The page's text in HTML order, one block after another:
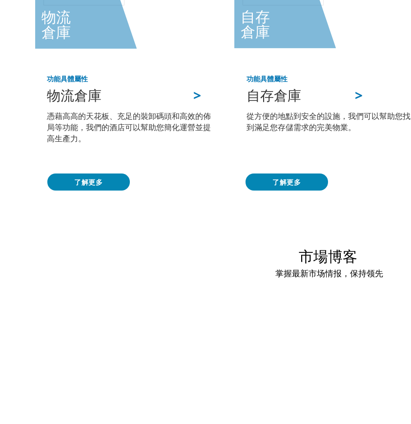
物流
倉庫
物流倉庫
功能具體屬性
>
憑藉高高的天花板、充足的裝卸碼頭和高效的佈
局等功能，我們的酒店可以幫助您簡化運營並提
高生產力。
了解更多
自存倉庫 >
功能具體屬性
從方便的地點到安全的設施，我們可以幫助您找
到滿足您存儲需求的完美物業。
自存
倉庫
了解更多
市場博客
掌握最新市场情报，保持领先